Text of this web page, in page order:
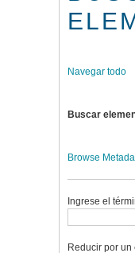
Navegar todo
Buscar
Browse
Ingrese el
Reducir por